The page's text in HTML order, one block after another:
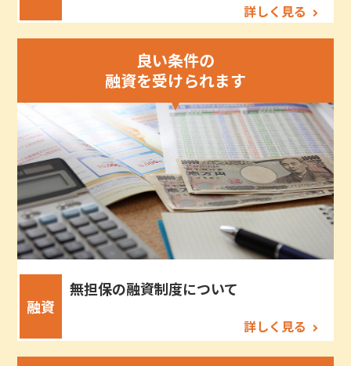
詳しく見る
良い条件の
融資を受けられます
融資
無担保の融資制度について
詳しく見る